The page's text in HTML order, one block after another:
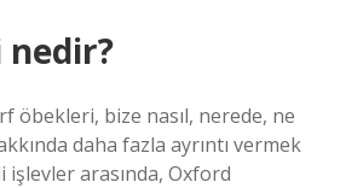
öbekleri, bize nasıl, nerede, ne
daha fazla ayrıntı vermek
işlevler arasında, Oxford